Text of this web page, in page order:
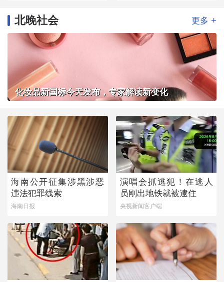
北晚社会 更多 +
化妆品新国标今天发布，专家解读新变化
海南公开征集涉黑涉恶
违法犯罪线索
海南日报
演唱会抓逃犯！在逃人
员刚出地铁就被逮住
央视新闻客户端